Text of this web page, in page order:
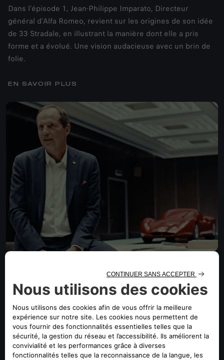
Dans l'épisode 1, Jean-Philippe Imparato, Directeur
général d'Alfa Romeo, revient sur les origines de son idée
de 33 Stradale, en illustrant la manière dont elle a pris
forme et a évolué. Une vision audacieuse avec un brin de
folie.
EN SAVOIR PLUS
Dans l'épisode 2, Cristiano Fiorio, responsable des projets
stratégiques d'Alfa Romeo, dévoile la passion qui se cache
derrière le rêve, en mettant l'accent sur l'enthousiasme et
la persévérance qui ont mené à la création de la 33
Stradale.
EN SAVOIR PLUS